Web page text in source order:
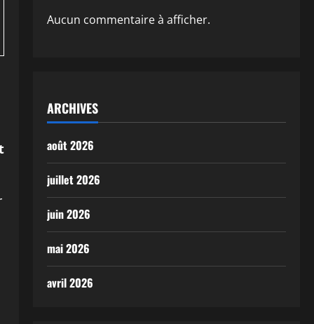
Aucun commentaire à afficher.
ARCHIVES
août 2026
juillet 2026
juin 2026
mai 2026
avril 2026